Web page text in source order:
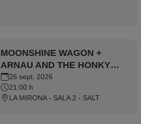
MOONSHINE WAGON +
ARNAU AND THE HONKY
TONK LOSERS
26 sept. 2026
21:00 h
LA MIRONA - SALA 2 - SALT